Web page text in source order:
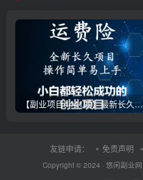
【副业项目4441期】最新长久稳定暴利项目，运费险全新玩法，日赚1000（包含详细教程，全程指导）
友链申请： 免责声明
Copyright © 2024 · 悠闲副业网